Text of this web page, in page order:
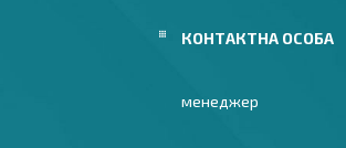
менеджер